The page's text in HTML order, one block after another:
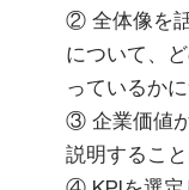
② 全体像を
について、
っているか
③ 企業価値
説明するこ